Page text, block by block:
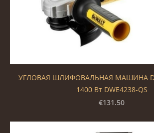
УГЛОВАЯ ШЛИФОВАЛЬНАЯ МАШИНА
1400 Вт DWE4238-QS
€131.50